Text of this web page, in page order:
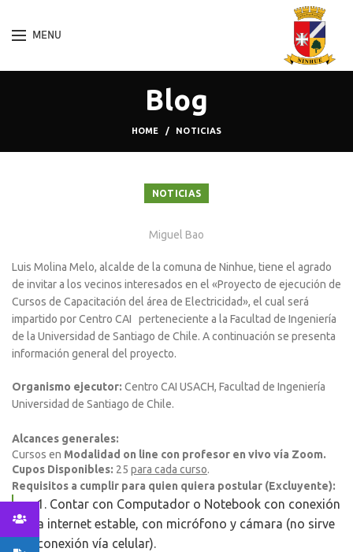
MENU
Blog
HOME NOTICIAS
NOTICIAS
Miguel Bao
Luis Molina Melo, alcalde de la comuna de Ninhue, tiene el agrado
de invitar a los vecinos interesados en el «Proyecto de ejecución de
Cursos de Capacitación del área de Electricidad», el cual será
impartido por Centro CAI perteneciente a la Facultad de Ingeniería
de la Universidad de Santiago de Chile. A continuación se presenta
información general del proyecto.
Organismo ejecutor: Centro CAI USACH, Facultad de Ingeniería
Universidad de Santiago de Chile.
Alcances generales:
Cursos en Modalidad on line con profesor en vivo vía Zoom.
Cupos Disponibles: 25 para cada curso.
Requisitos a cumplir para quien quiera postular (Excluyente):
1. Contar con Computador o Notebook con conexión
a internet estable, con micrófono y cámara (no sirve
conexión vía celular).